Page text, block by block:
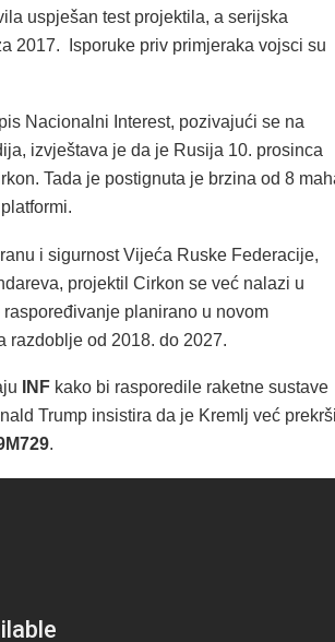
uspješan test projektila, a serijska
2017. Isporuke priv primjeraka vojsci su
Nacionalni Interest, pozivajući se na
izvještava je da je Rusija 10. prosinca
Tada je postignuta je brzina od 8
i sigurnost Vijeća Ruske Federacije,
projektil Cirkon se već nalazi u
planirano u novom
razdoblje od 2018. do 2027.
INFkako bi rasporedile raketne sustave
Trump insistira da je Kremlj već
.